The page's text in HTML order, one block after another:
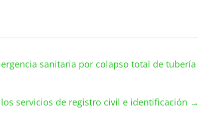
sanitaria por colapso total de tubería
servicios de registro civil e identificación →